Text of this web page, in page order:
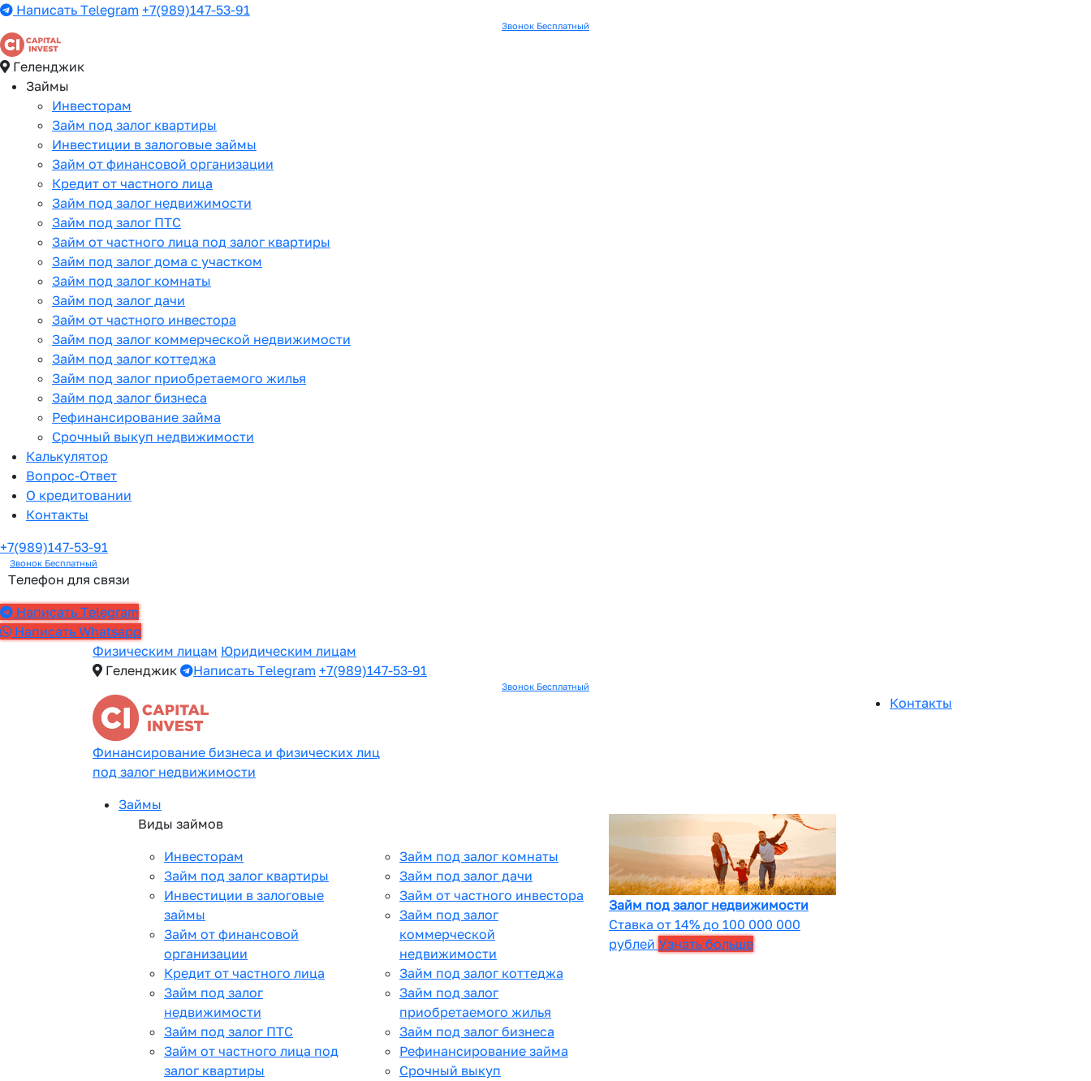
Написать Telegram +7(989)147-53-91
Звонок Бесплатный
Геленджик
Займы
Инвесторам
Займ под залог квартиры
Инвестиции в залоговые займы
Займ от финансовой организации
Кредит от частного лица
Займ под залог недвижимости
Займ под залог ПТС
Займ от частного лица под залог квартиры
Займ под залог дома с участком
Займ под залог комнаты
Займ под залог дачи
Займ от частного инвестора
Займ под залог коммерческой недвижимости
Займ под залог коттеджа
Займ под залог приобретаемого жилья
Займ под залог бизнеса
Рефинансирование займа
Срочный выкуп недвижимости
Калькулятор
Вопрос-Ответ
О кредитовании
Контакты
+7(989)147-53-91
Звонок Бесплатный
Телефон для связи
Написать Telegram
Написать Whatsapp
Физическим лицам Юридическим лицам
Геленджик
Написать Telegram +7(989)147-53-91
Звонок Бесплатный
Финансирование бизнеса и физических лиц
под залог недвижимости
Займы
Виды займов
Инвесторам
Займ под залог квартиры
Инвестиции в залоговые
займы
Займ от финансовой
организации
Кредит от частного лица
Займ под залог
недвижимости
Займ под залог ПТС
Займ от частного лица под
залог квартиры
Займ под залог комнаты
Займ под залог дачи
Займ от частного инвестора
Займ под залог
коммерческой
недвижимости
Займ под залог коттеджа
Займ под залог
приобретаемого жилья
Займ под залог бизнеса
Рефинансирование займа
Срочный выкуп
Займ под залог недвижимости
Ставка от 14% до 100 000 000
рублей Узнать больше
Контакты